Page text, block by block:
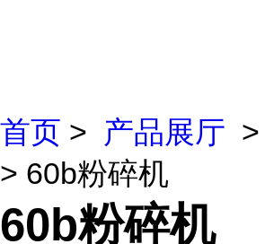
首页 > 产品展厅 >
> 60b粉碎机
60b粉碎机